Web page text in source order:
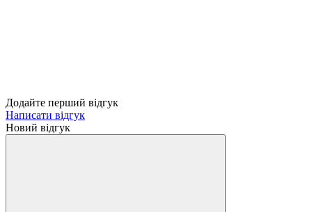
Додайте перший відгук
Написати відгук
Новий відгук